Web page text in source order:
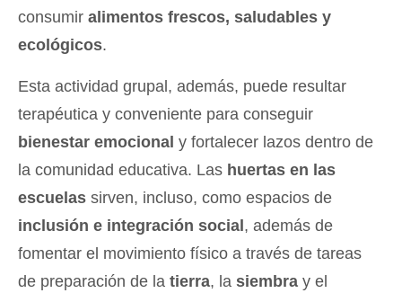
consumir alimentos frescos, saludables y
ecológicos.
Esta actividad grupal, además, puede resultar
terapéutica y conveniente para conseguir
bienestar emocional y fortalecer lazos dentro de
la comunidad educativa. Las huertas en las
escuelas sirven, incluso, como espacios de
inclusión e integración social , además de
fomentar el movimiento físico a través de tareas
de preparación de la tierra, la siembra y el